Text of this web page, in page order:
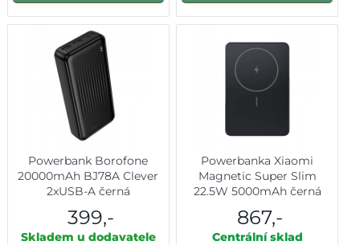
Powerbank Borofone
20000mAh BJ78A Clever
2xUSB-A černá
399,-
Skladem u dodavatele
Powerbanka Xiaomi
Magnetic Super Slim
22.5W 5000mAh černá
867,-
Centrální sklad